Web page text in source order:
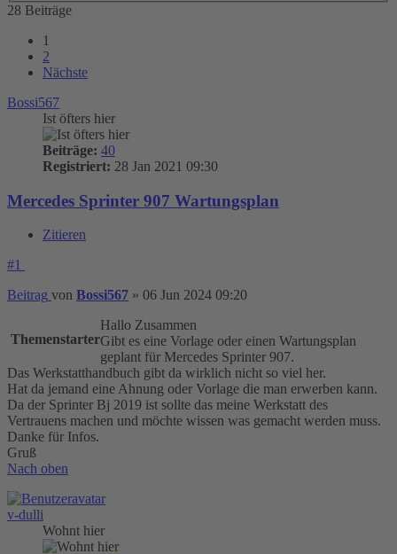
28 Beiträge
1
2
Nächste
Bossi567
Ist öfters hier
Beiträge: 40
Registriert: 28 Jan 2021 09:30
Mercedes Sprinter 907 Wartungsplan
Zitieren
#1
Beitrag von Bossi567 » 06 Jun 2024 09:20
Themenstarter
Hallo Zusammen
Gibt es eine Vorlage oder einen Wartungsplan
geplant für Mercedes Sprinter 907.
Das Werkstatthandbuch gibt da wirklich nicht so viel her.
Hat da jemand eine Ahnung oder Vorlage die man erwerben kann.
Da der Sprinter Bj 2019 ist sollte das meine Werkstatt des
Vertrauens machen und möchte wissen was gemacht werden muss.
Danke für Infos.
Gruß
Nach oben
v-dulli
Wohnt hier